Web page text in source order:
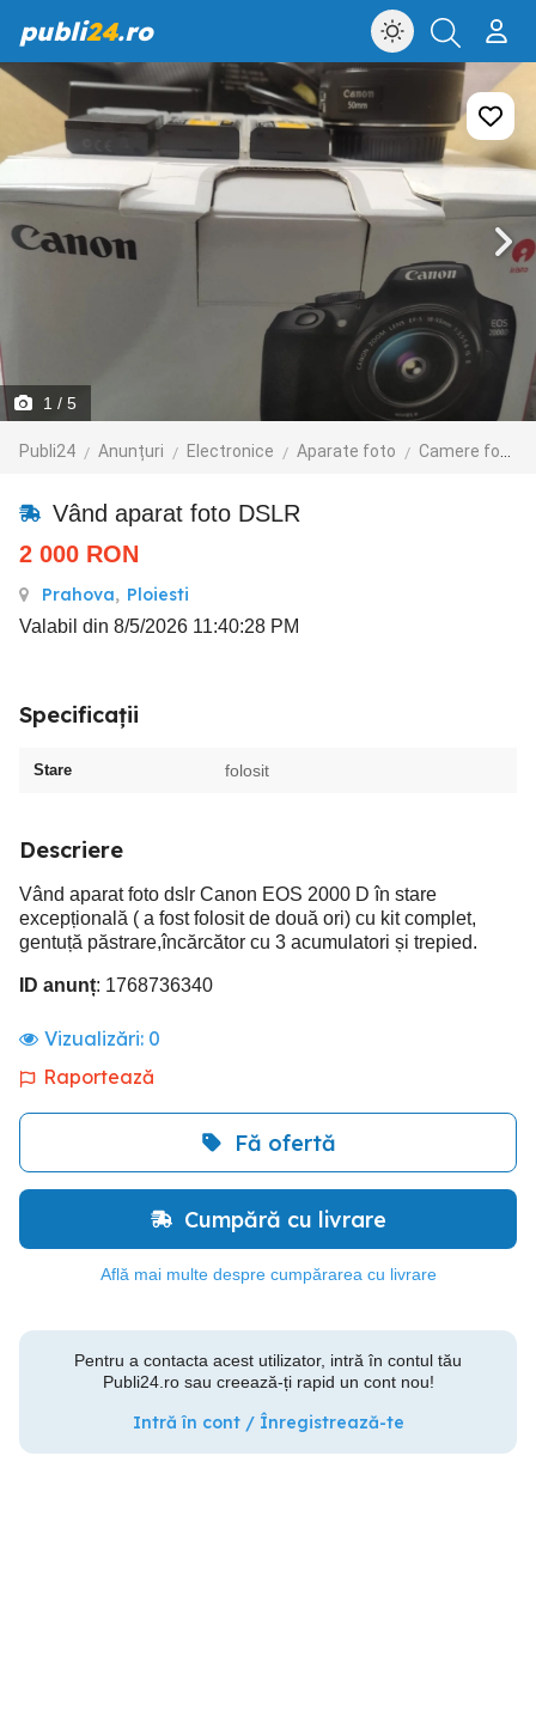
publi24.ro
1 / 5
Publi24 Anunțuri Electronice Aparate foto Camere foto digitale
Vând aparat foto DSLR
2 000 RON
Prahova, Ploiesti
Valabil din 8/5/2026 11:40:28 PM
Specificații
Stare folosit
Descriere
Vând aparat foto dslr Canon EOS 2000 D în stare
excepțională ( a fost folosit de două ori) cu kit complet,
gentuță păstrare,încărcător cu 3 acumulatori și trepied.
ID anunț: 1768736340
Vizualizări: 0
Raportează
Fă ofertă
Cumpără cu livrare
Află mai multe despre cumpărarea cu livrare
Pentru a contacta acest utilizator, intră în contul tău
Publi24.ro sau creează-ți rapid un cont nou!
Intră în cont / Înregistrează-te